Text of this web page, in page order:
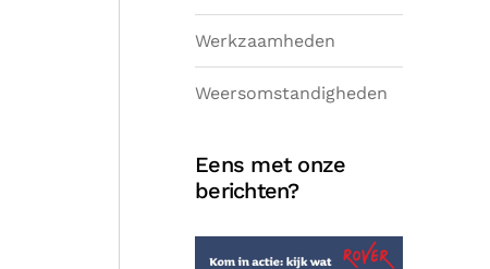
Werkzaamheden
Weersomstandigheden
Eens met onze
berichten?